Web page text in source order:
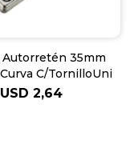
Autorretén 35mm
C/TornilloUni
USD 2,64